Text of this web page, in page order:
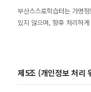
부산스스로학습터는 가명
있지 않으며, 향후 처리하
제5조 (개인정보 처리